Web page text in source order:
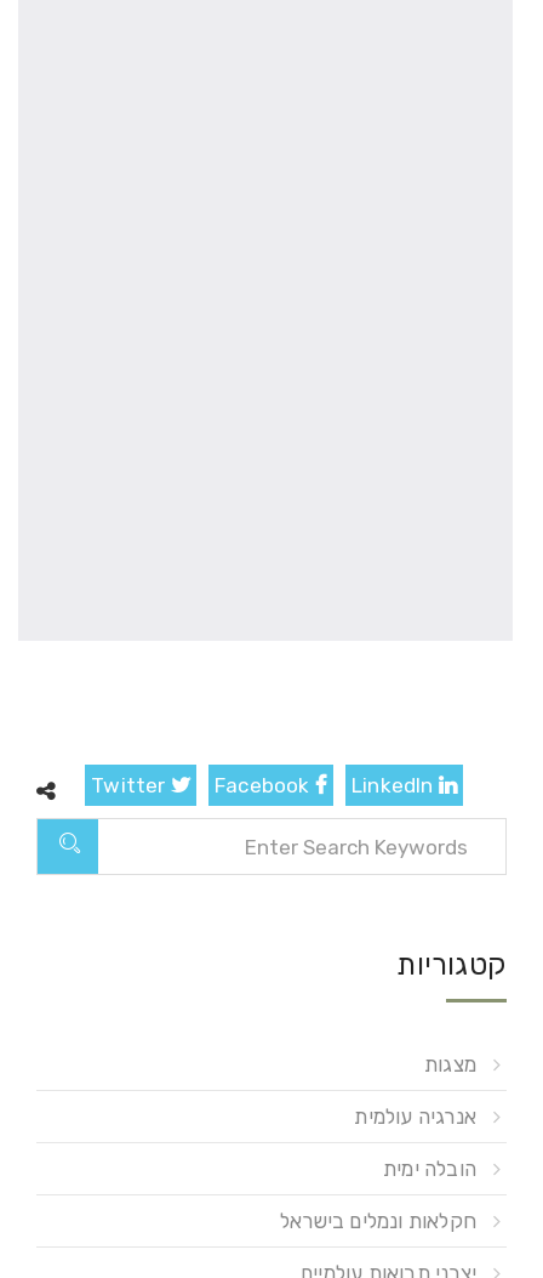
קטגוריות
מצגות
אנרגיה עולמית
הובלה ימית
חקלאות ונמלים בישראל